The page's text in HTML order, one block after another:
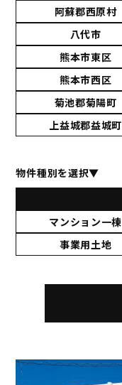
阿蘇郡西原村
八代市
熊本市東区
熊本市西区
菊池郡菊陽町
上益城郡益城町
物件種別を選択▼
マンション一棟
事業用土地